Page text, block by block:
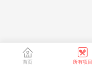
首页 所有项目